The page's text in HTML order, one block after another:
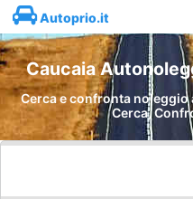
Autoprio.it
Caucaia
Cerca e confronta noleggio
Cerca,